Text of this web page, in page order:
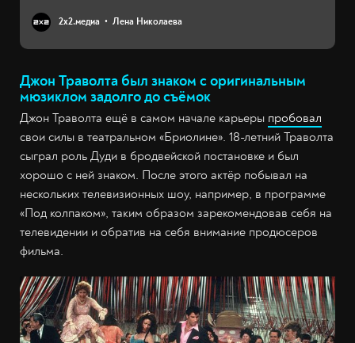
2х2.медиа Лена Николаева
Джон Траволта был знаком с оригинальным
мюзиклом задолго до съёмок
Джон Траволта ещё в самом начале карьеры пробовал
свои силы в театральном «Бриолине». 18-летний Траволта
сыграл роль Дуди в бродвейской постановке и был
хорошо с ней знаком. После этого актёр побывал на
нескольких телевизионных шоу, например, в программе
«Под колпаком», таким образом зарекомендовав себя на
телевидении и обратив на себя внимание продюсеров
фильма.